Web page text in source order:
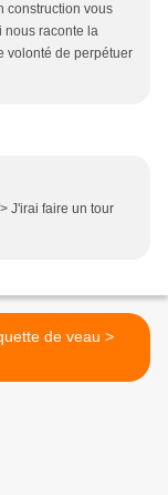
construction vous
nous raconte la
volonté de perpétuer
J'irai faire un tour
Blanquette de veau >